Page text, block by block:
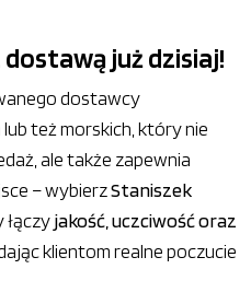
już dzisiaj!
dostawcy
też morskich, który nie
ale także zapewnia
– wybierzStaniszek
łączyjakość, uczciwość oraz
klientom realne poczucie